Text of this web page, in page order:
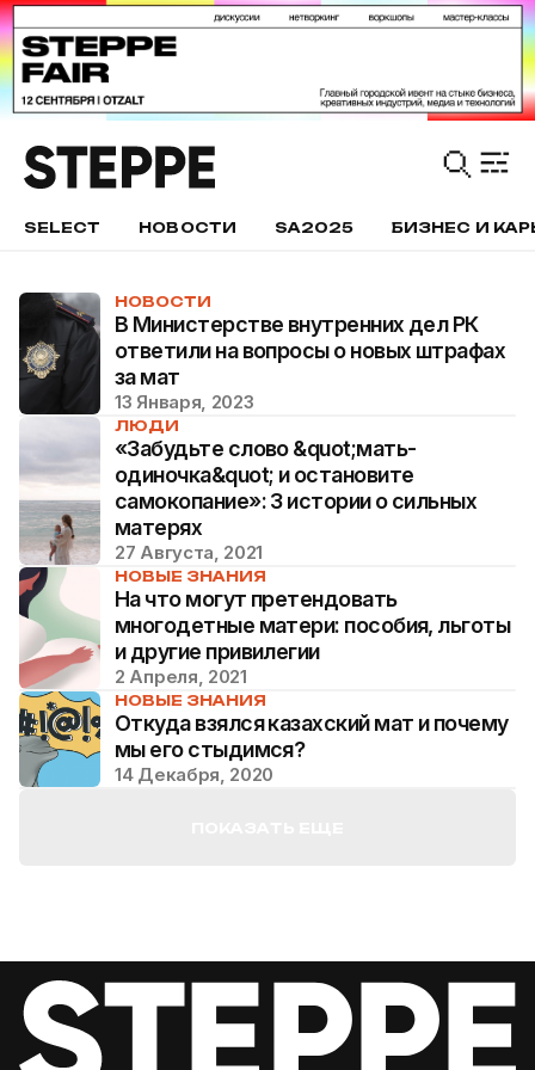
SELECT НОВОСТИ SA2025 БИЗНЕС И
НОВОСТИ
В Министерстве внутренних дел РК
ответили на вопросы о новых штрафах
за мат
13 Января, 2023
ЛЮДИ
«Забудьте слово &quot;мать-
одиночка&quot; и остановите
самокопание»: 3 истории о сильных
матерях
27 Августа, 2021
НОВЫЕ ЗНАНИЯ
На что могут претендовать
многодетные матери: пособия, льготы
и другие привилегии
2 Апреля, 2021
НОВЫЕ ЗНАНИЯ
Откуда взялся казахский мат и почему
мы его стыдимся?
14 Декабря, 2020